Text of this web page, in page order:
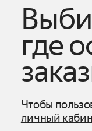
где
Чтобы
личный